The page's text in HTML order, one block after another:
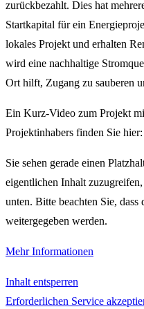
zurückbezahlt. Dies hat
Startkapital für ein
lokales Projekt und erhalten
wird eine nachhaltige
Ort hilft, Zugang zu sauberen
Ein Kurz-Video zum Projekt
Projektinhabers finden Sie hier:
Sie sehen gerade einen
eigentlichen Inhalt
unten. Bitte beachten Sie,
weitergegeben werden.
Mehr Informationen
Inhalt entsperren
Erforderlichen Service